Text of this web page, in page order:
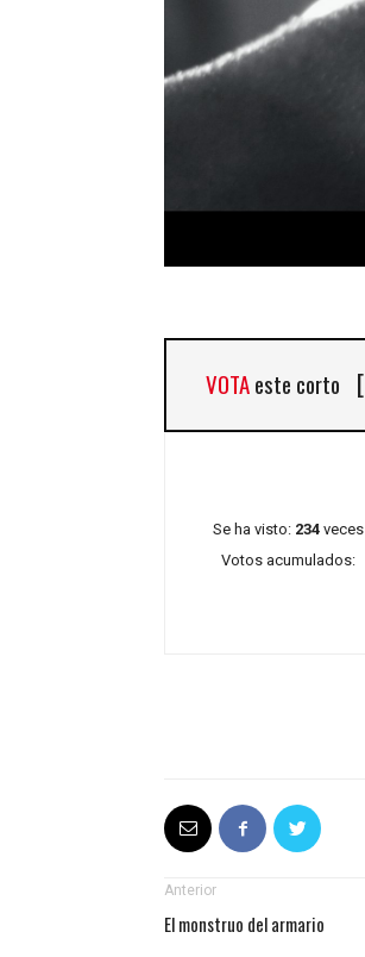
VOTAeste corto [
Se ha visto: 234 veces
Votos acumulados:
Anterior
El monstruo del armario